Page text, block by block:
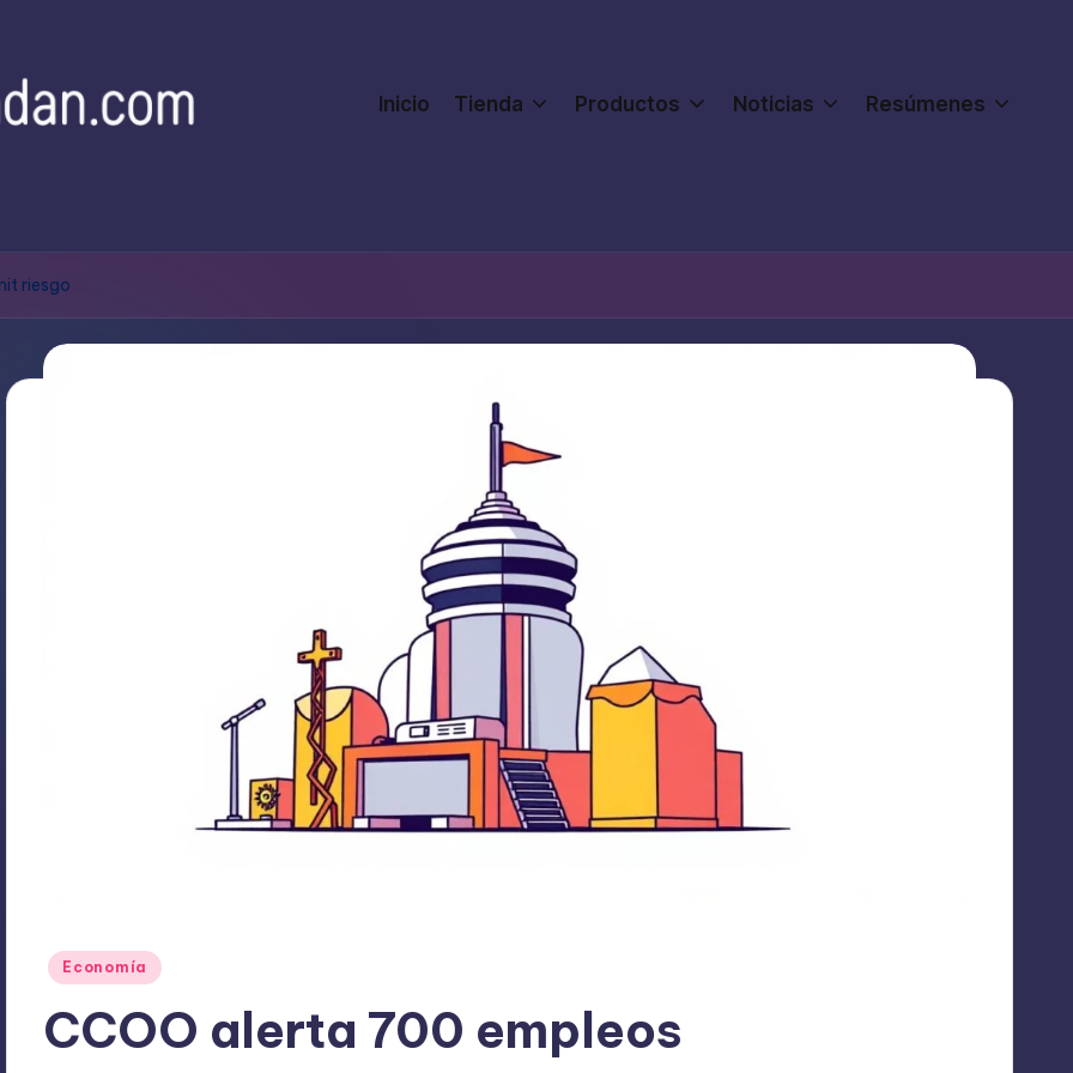
Inicio Tienda Productos Noticias Resúmenes
riesgo
Publicado
Economía
CCOO alerta 700 empleos